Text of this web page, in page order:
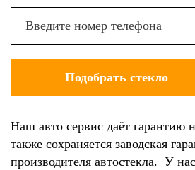
Наш авто сервис даёт гарантию
также сохраняется заводская
производителя автостекла. У